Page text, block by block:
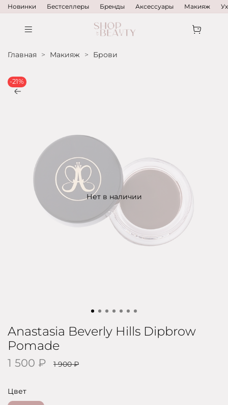
Новинки Бестселлеры Бренды Аксессуары Макияж
Главная Макияж Брови
Нет в наличии
-21%
Anastasia Beverly Hills Dipbrow
Pomade
1 500 ₽ 1 900 ₽
Цвет